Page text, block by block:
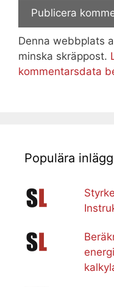
Denna webbplats
minska skräppost.
kommentarsdata
Populära